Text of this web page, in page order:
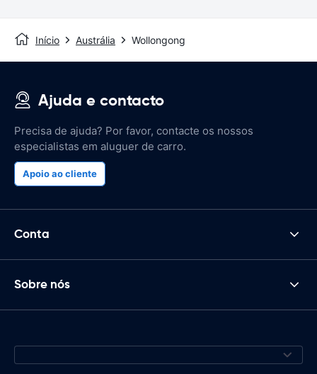
Início Austrália Wollongong
Ajuda e contacto
Precisa de ajuda? Por favor, contacte os nossos
especialistas em aluguer de carro.
Apoio ao cliente
Conta
Sobre nós